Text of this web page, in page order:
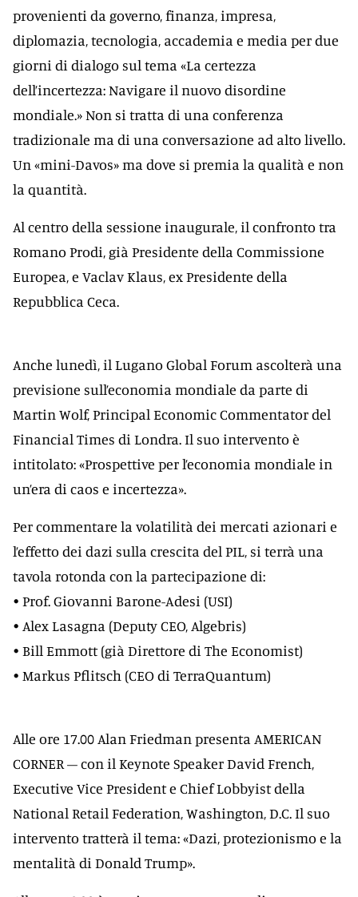
provenienti da governo, finanza, impresa,
diplomazia, tecnologia, accademia e media per due
giorni di dialogo sul tema «La certezza
dell’incertezza: Navigare il nuovo disordine
mondiale.» Non si tratta di una conferenza
tradizionale ma di una conversazione ad alto livello.
Un «mini-Davos» ma dove si premia la qualità e non
la quantità.
Al centro della sessione inaugurale, il confronto tra
Romano Prodi, già Presidente della Commissione
Europea, e Vaclav Klaus, ex Presidente della
Repubblica Ceca.
Anche lunedì, il Lugano Global Forum ascolterà una
previsione sull’economia mondiale da parte di
Martin Wolf, Principal Economic Commentator del
Financial Times di Londra. Il suo intervento è
intitolato: «Prospettive per l’economia mondiale in
un’era di caos e incertezza».
Per commentare la volatilità dei mercati azionari e
l’effetto dei dazi sulla crescita del PIL, si terrà una
tavola rotonda con la partecipazione di:
• Prof. Giovanni Barone-Adesi (USI)
• Alex Lasagna (Deputy CEO, Algebris)
• Bill Emmott (già Direttore di The Economist)
• Markus Pflitsch (CEO di TerraQuantum)
Alle ore 17.00 Alan Friedman presenta AMERICAN
CORNER – con il Keynote Speaker David French,
Executive Vice President e Chief Lobbyist della
National Retail Federation, Washington, D.C. Il suo
intervento tratterà il tema: «Dazi, protezionismo e la
mentalità di Donald Trump».